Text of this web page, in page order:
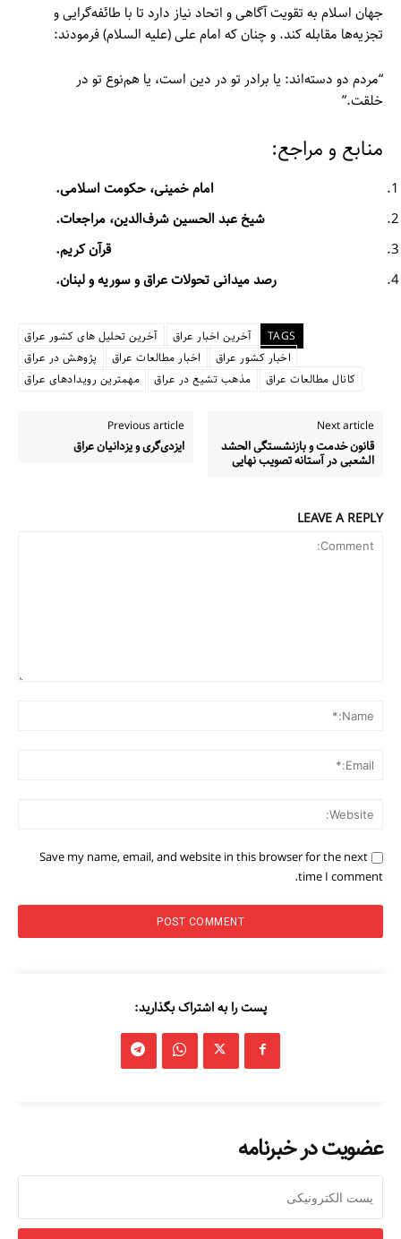
جهان اسلام به تقویت آگاهی و اتحاد نیاز دارد تا با طائفه‌گرایی و
تجزیه‌ها مقابله کند. و چنان که امام علی (علیه السلام) فرمودند:
“مردم دو دسته‌اند: یا برادر تو در دین است، یا هم‌نوع تو در
خلقت.”
منابع و مراجع:
امام خمینی، حکومت اسلامی.
شیخ عبد الحسین شرف‌الدین، مراجعات.
قرآن کریم.
رصد میدانی تحولات عراق و سوریه و لبنان.
TAGS آخرین اخبار عراق
آخرین تحلیل های کشور عراق
اخبار کشور عراق
اخبار مطالعات عراق
پژوهش در عراق
کانال مطالعات عراق
مذهب تشیع در عراق مهمترین رویدادهای عراق
Previous article
ایزدی‌گری و یزدانیان عراق
Next article
قانون خدمت و بازنشستگی الحشد
الشعبی در آستانه تصویب نهایی
LEAVE A REPLY
Save my name, email, and website in this browser for the next
time I comment.
پست را به اشتراک بگذارید:
عضویت در خبرنامه